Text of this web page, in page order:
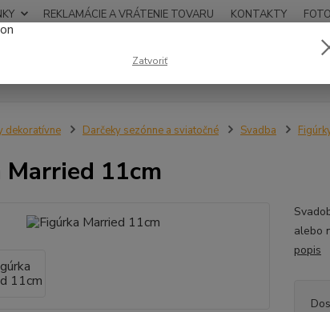
REKLAMÁCIE A VRÁTENIE TOVARU KONTAKTY
Hľadať
dekoratívne Darčeky sezónne a sviatočné Svadba
Married 11cm
alebo
popis
Zatvoriť